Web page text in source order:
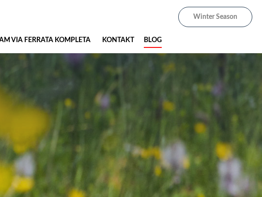
Winter Season
VIA FERRATA KOMPLETA KONTAKT BLOG